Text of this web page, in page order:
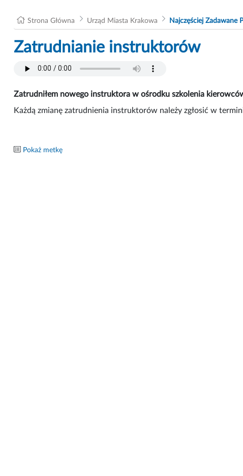
Strona Główna Urząd Miasta Krakowa Najczęściej Zadawane
Zatrudnianie instruktorów
Zatrudniłem nowego instruktora w ośrodku szkolenia
Każdą zmianę zatrudnienia instruktorów należy zgłosić w
Pokaż metkę